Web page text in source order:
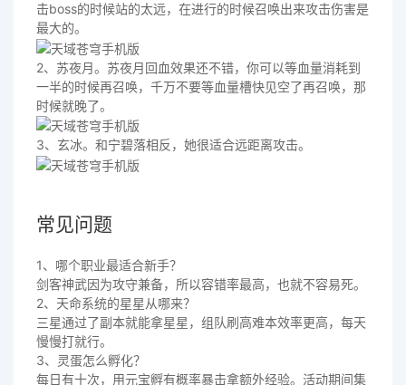
击boss的时候站的太远，在进行的时候召唤出来攻击伤害是
最大的。
2、苏夜月。苏夜月回血效果还不错，你可以等血量消耗到
一半的时候再召唤，千万不要等血量槽快见空了再召唤，那
时候就晚了。
3、玄冰。和宁碧落相反，她很适合远距离攻击。
常见问题
1、哪个职业最适合新手？
剑客神武因为攻守兼备，所以容错率最高，也就不容易死。
2、天命系统的星星从哪来？
三星通过了副本就能拿星星，组队刷高难本效率更高，每天
慢慢打就行。
3、灵蛋怎么孵化？
每日有十次，用元宝孵有概率暴击拿额外经验。活动期间集